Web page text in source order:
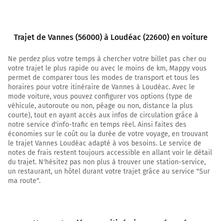
Continuer D767 (Avenue Georges Pompidou) sur 850
mètres
2,4 km
Au rond-point, prendre la 2ème sortie sur D767
(Boulevard de Pontivy) et continuer sur 1 kilomètre
D767
Meucon
Pontivy
Saint-Avé
3,3 km
Trajet de Vannes (56000) à Loudéac (22600) en voiture
Ne perdez plus votre temps à chercher votre billet pas cher ou
votre trajet le plus rapide ou avec le moins de km, Mappy vous
permet de comparer tous les modes de transport et tous les
horaires pour votre itinéraire de Vannes à Loudéac. Avec le
mode voiture, vous pouvez configurer vos options (type de
véhicule, autoroute ou non, péage ou non, distance la plus
courte), tout en ayant accès aux infos de circulation grâce à
notre service d'info-trafic en temps réel. Ainsi faites des
économies sur le coût ou la durée de votre voyage, en trouvant
le trajet Vannes Loudéac adapté à vos besoins. Le service de
notes de frais restent toujours accessible en allant voir le détail
du trajet. N'hésitez pas non plus à trouver une station-service,
un restaurant, un hôtel durant votre trajet grâce au service "Sur
ma route".